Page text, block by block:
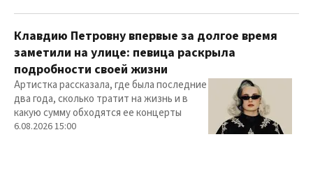
Клавдию Петровну впервые за долгое время
заметили на улице: певица раскрыла
подробности своей жизни
Артистка рассказала, где была последние
два года, сколько тратит на жизнь и в
какую сумму обходятся ее концерты
6.08.2026 15:00